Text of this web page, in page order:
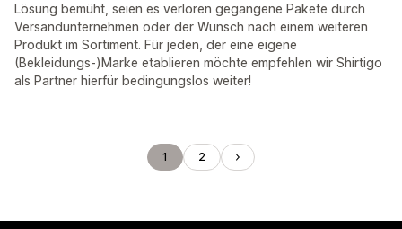
Lösung bemüht, seien es verloren gegangene Pakete durch
Versandunternehmen oder der Wunsch nach einem weiteren
Produkt im Sortiment. Für jeden, der eine eigene
(Bekleidungs-)Marke etablieren möchte empfehlen wir Shirtigo
als Partner hierfür bedingungslos weiter!
1 2